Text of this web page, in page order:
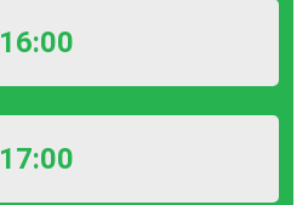
16:00
17:00